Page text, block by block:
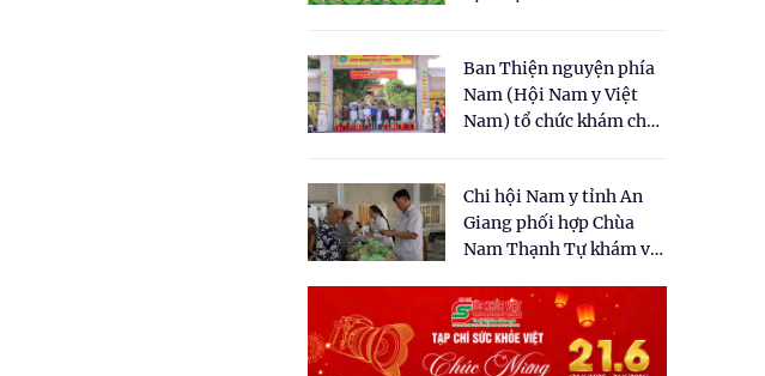
Ban Thiện nguyện phía
Nam (Hội Nam y Việt
Nam) tổ chức khám chữa
dân tại xã Tân Tập
Chi hội Nam y tỉnh An
Giang phối hợp Chùa
Nam Thạnh Tự khám và
nhân dân